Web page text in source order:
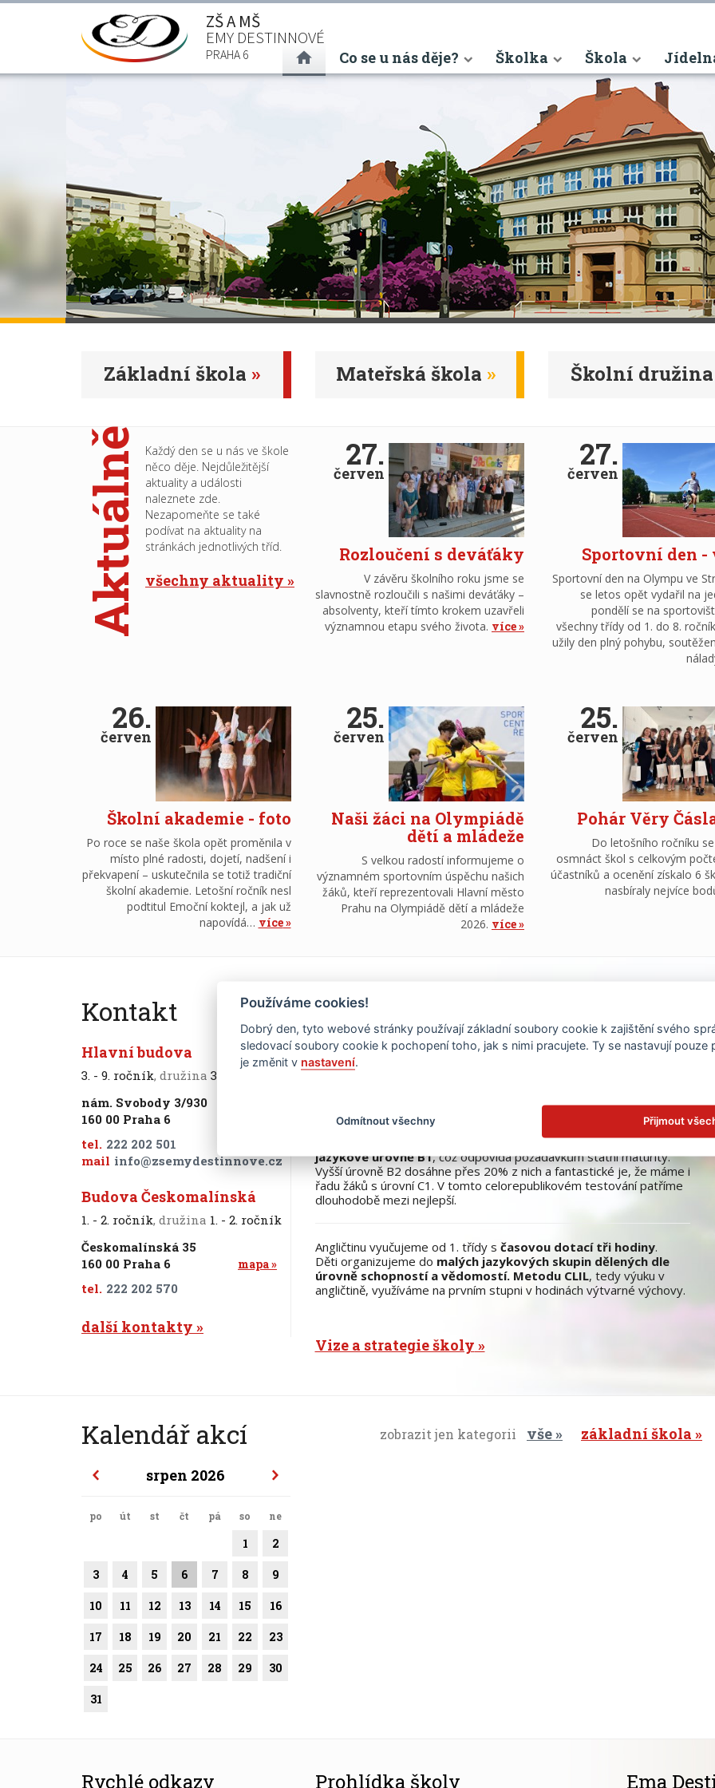
ZŠ A MŠ
EMY DESTINNOVÉ
PRAHA 6 (current)
Co se u nás děje? Školka Škola
Základní škola Mateřská škola Školní družina
Aktuálně
Každý den se u nás ve škole
něco děje. Nejdůležitější
aktuality a události
naleznete zde.
Nezapomeňte se také
podívat na aktuality na
stránkách jednotlivých tříd.
všechny aktuality
27.
červen
Rozloučení s deváťáky
V závěru školního roku jsme se
slavnostně rozloučili s našimi deváťáky –
absolventy, kteří tímto krokem uzavřeli
významnou etapu svého života. více
27.
červen
Sportovní den -
Sportovní den na Olympu ve
se letos opět vydařil na
pondělí se na
všechny třídy od 1. do 8.
užily den plný pohybu,
26.
červen
Školní akademie - foto
Po roce se naše škola opět proměnila v
místo plné radosti, dojetí, nadšení i
překvapení – uskutečnila se totiž tradiční
školní akademie. Letošní ročník nesl
podtitul Emoční koktejl, a jak už
napovídá… více
25.
červen
Naši žáci na Olympiádě
dětí a mládeže
S velkou radostí informujeme o
významném sportovním úspěchu našich
žáků, kteří reprezentovali Hlavní město
Prahu na Olympiádě dětí a mládeže
2026. více
25.
červen
Pohár Věry
Do letošního ročníku
osmnáct škol s celkovým
účastníků a ocenění získalo 6
nasbíraly nejvíce
Kontakt
Hlavní budova
3. - 9. ročník, družina 3. - 5. ročník
nám. Svobody 3/930
160 00 Praha 6
tel. 222 202 501
mail info@zsemydestinnove.cz
Budova Českomalínská
1. - 2. ročník, družina 1. - 2. ročník
Českomalínská 35
160 00 Praha 6 mapa
tel. 222 202 570
další kontakty
O naší škole
Excelentní jazyková škola Prahy 6.Tento titul úspěšně držíme již
od roku 2010. Nabízíme čtyři jazyky, organizujeme výjezdy žáků na
V testování SCIO dosahuje pravdielně přes 65% deváťáků
jazykové úrovně B1, což odpovídá požadavkům státní maturity.
Vyšší úrovně B2 dosáhne přes 20% z nich a fantastické je, že máme i
řadu žáků s úrovní C1. V tomto celorepublikovém testování patříme
dlouhodobě mezi nejlepší.
Angličtinu vyučujeme od 1. třídy s časovou dotací tři hodiny.
Děti organizujeme do malých jazykových skupin dělených dle
úrovně schopností a vědomostí. Metodu CLIL, tedy výuku v
angličtině, využíváme na prvním stupni v hodinách výtvarné výchovy.
Vize a strategie školy
Kalendář akcí zobrazit jen kategorii vše základní škola
srpen 2026
po út st čt pá so ne
1 2
3 4 5 6 7 8 9
10 11 12 13 14 15 16
17 18 19 20 21 22 23
24 25 26 27 28 29 30
31
Rychlé odkazy Prohlídka školy Ema
Používáme cookies!
Dobrý den, tyto webové stránky používají základní soubory cookie k zajištění svého
sledovací soubory cookie k pochopení toho, jak s nimi pracujete. Ty se nastavují pouze
je změnit v nastavení.
Odmítnout všechny Přijmout